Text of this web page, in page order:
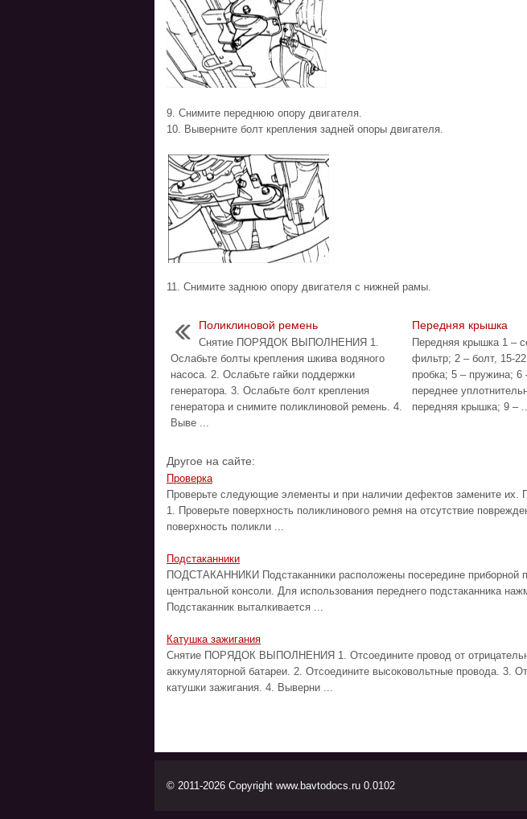
9. Снимите переднюю опору двигателя.
10. Выверните болт крепления задней опоры двигателя.
11. Снимите заднюю опору двигателя с нижней рамы.
Поликлиновой ремень
Снятие ПОРЯДОК ВЫПОЛНЕНИЯ 1.
Ослабьте болты крепления шкива водяного
насоса. 2. Ослабьте гайки поддержки
генератора. 3. Ослабьте болт крепления
генератора и снимите поликлиновой ремень. 4.
Выве ...
Передняя крышка
Передняя крышка 1 –
фильтр; 2 – болт, 15-
пробка; 5 – пружина;
переднее
передняя крышка; 9 –
Другое на сайте:
Проверка
Проверьте следующие элементы и при наличии дефектов замените
1. Проверьте поверхность поликлинового ремня на отсутствие
поверхность поликли ...
Подстаканники
ПОДСТАКАННИКИ Подстаканники расположены посередине приборной
центральной консоли. Для использования переднего подстаканника
Подстаканник выталкивается ...
Катушка зажигания
Снятие ПОРЯДОК ВЫПОЛНЕНИЯ 1. Отсоедините провод от
аккумуляторной батареи. 2. Отсоедините высоковольтные провода. 3.
катушки зажигания. 4. Выверни ...
© 2011-2026 Copyright www.bavtodocs.ru 0.0102